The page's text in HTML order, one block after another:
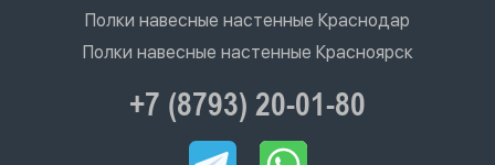
Полки навесные настенные Краснодар
Полки навесные настенные Красноярск
+7 (8793) 20-01-80